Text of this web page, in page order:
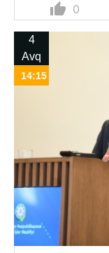
thumb_up 0
4
Avq
14:15